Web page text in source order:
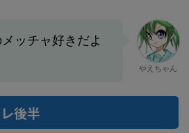
ッチャ好きだよ
やえちゃん
後半